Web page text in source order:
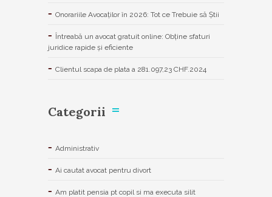
Onorariile Avocaților în 2026: Tot ce Trebuie să Știi
Întreabă un avocat gratuit online: Obține sfaturi
juridice rapide și eficiente
Clientul scapa de plata a 281.097,23 CHF.2024
Categorii
Administrativ
Ai cautat avocat pentru divort
Am platit pensia pt copil si ma executa silit